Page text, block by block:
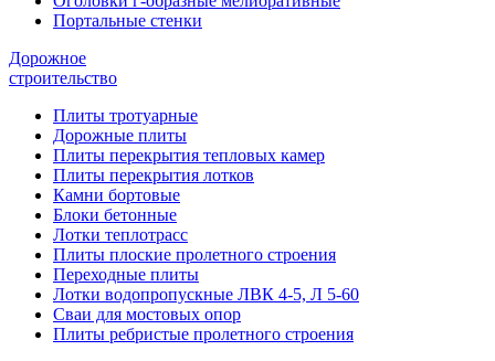
Портальные стенки
Дорожное
строительство
Плиты тротуарные
Дорожные плиты
Плиты перекрытия тепловых камер
Плиты перекрытия лотков
Камни бортовые
Блоки бетонные
Лотки теплотрасс
Плиты плоские пролетного строения
Переходные плиты
Лотки водопропускные ЛВК 4-5, Л 5-60
Сваи для мостовых опор
Плиты ребристые пролетного строения